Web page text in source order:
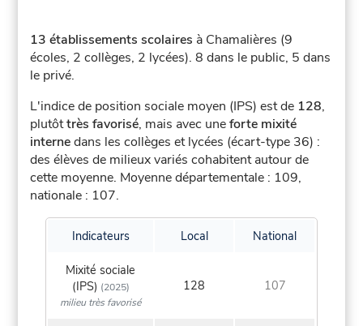
13 établissements scolaires à Chamalières (9
écoles, 2 collèges, 2 lycées).8 dans le public, 5 dans
le privé.
L'indice de position sociale moyen (IPS) est de 128,
plutôttrès favorisé, mais avec uneforte mixité
internedans les collèges et lycées (écart-type 36) :
des élèves de milieux variés cohabitent autour de
cette moyenne. Moyenne départementale : 109,
nationale : 107.
Indicateurs Local National
Mixité sociale
(IPS) (2025)
milieu très favorisé
128 107